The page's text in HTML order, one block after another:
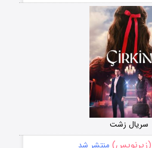
سریال زشت
منتشر شد